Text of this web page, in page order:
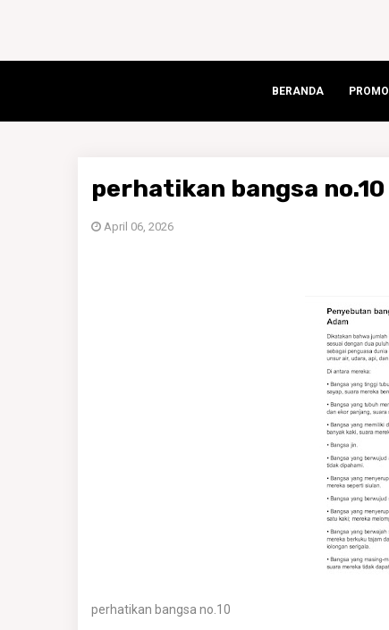
BERANDA
perhatikan bangsa no.10
April 06, 2026
perhatikan bangsa no.10